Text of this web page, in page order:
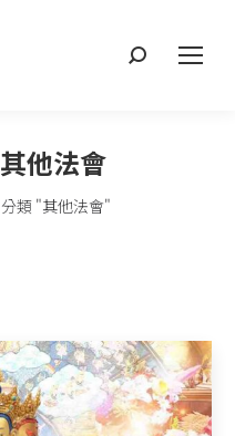
搜
其他法會
分類 "其他法會"